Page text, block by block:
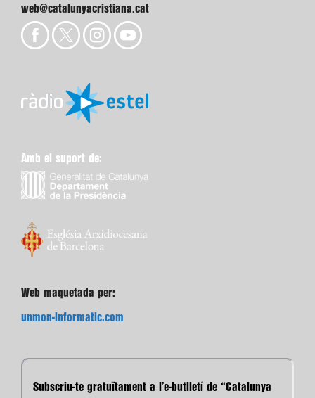
web@catalunyacristiana.cat
Amb el suport de:
Web maquetada per:
unmon-informatic.com
Subscriu-te gratuïtament a l’e-butlletí de “Catalunya